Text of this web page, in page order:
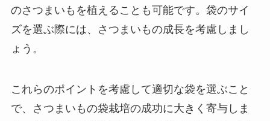
のさつまいもを植えることも可能です。袋のサイ
ズを選ぶ際には、さつまいもの成長を考慮しまし
ょう。
これらのポイントを考慮して適切な袋を選ぶこと
で、さつまいもの袋栽培の成功に大きく寄与しま